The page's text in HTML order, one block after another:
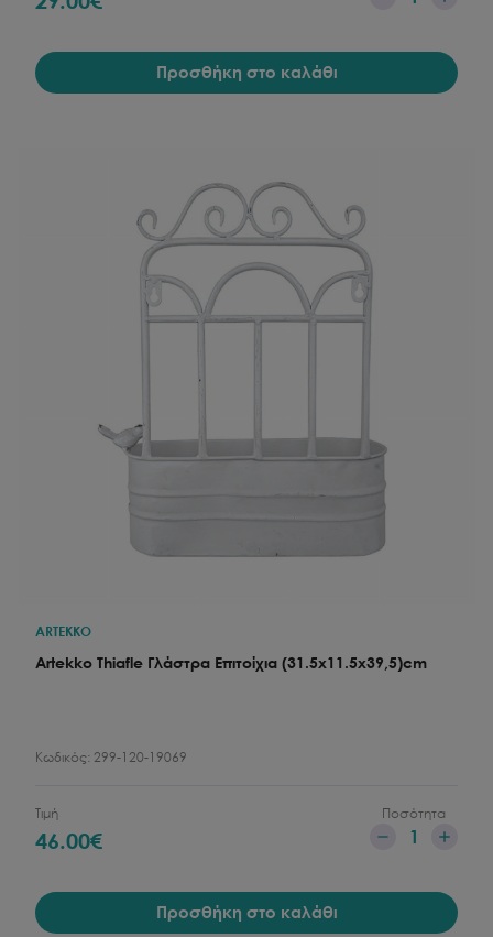
Προσθήκη στο καλάθι
ARTEKKO
Artekko Thiafle Γλάστρα Επιτοίχια (31.5x11.5x39,5)cm
Κωδικός: 299-120-19069
Τιμή
46.00€
Ποσότητα
1
Προσθήκη στο καλάθι